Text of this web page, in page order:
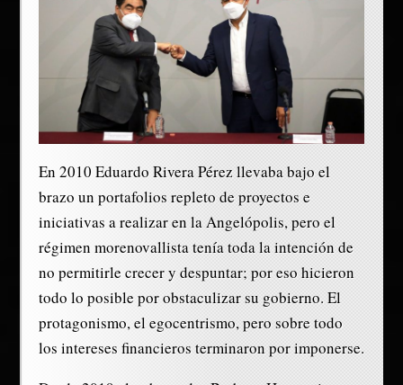
En 2010 Eduardo Rivera Pérez llevaba bajo el
brazo un portafolios repleto de proyectos e
iniciativas a realizar en la Angelópolis, pero el
régimen morenovallista tenía toda la intención de
no permitirle crecer y despuntar; por eso hicieron
todo lo posible por obstaculizar su gobierno. El
protagonismo, el egocentrismo, pero sobre todo
los intereses financieros terminaron por imponerse.